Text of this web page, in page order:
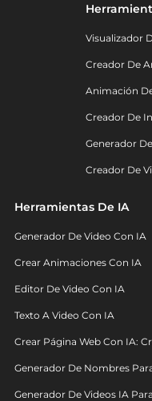
Visualizador
Creador De
Animación
Creador De
Generador
Creador De
Herramientas De IA
Generador De Video Con IA
Crear Animaciones Con IA
Editor De Video Con IA
Texto A Video Con IA
Crear Página Web Con IA:
Generador De Nombres
Generador De Videos IA